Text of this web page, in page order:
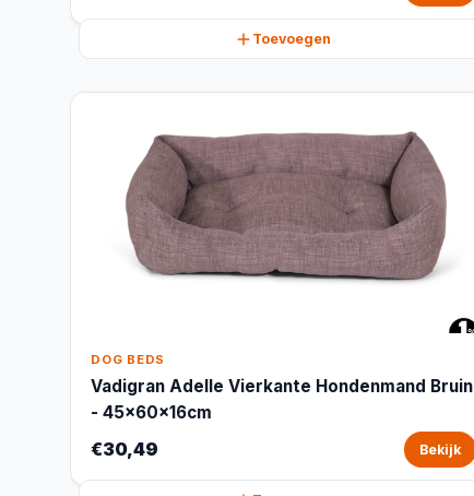
Toevoegen
DOG BEDS
Vadigran Adelle Vierkante Hondenmand Bruin
- 45x60x16cm
€30,49 Bekijk